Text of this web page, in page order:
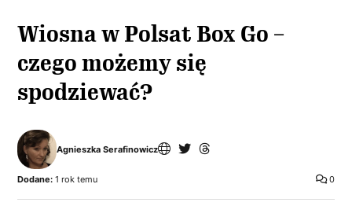
Wiosna w Polsat Box Go –
czego możemy się
spodziewać?
Agnieszka Serafinowicz
0
Dodane: 1 rok temu